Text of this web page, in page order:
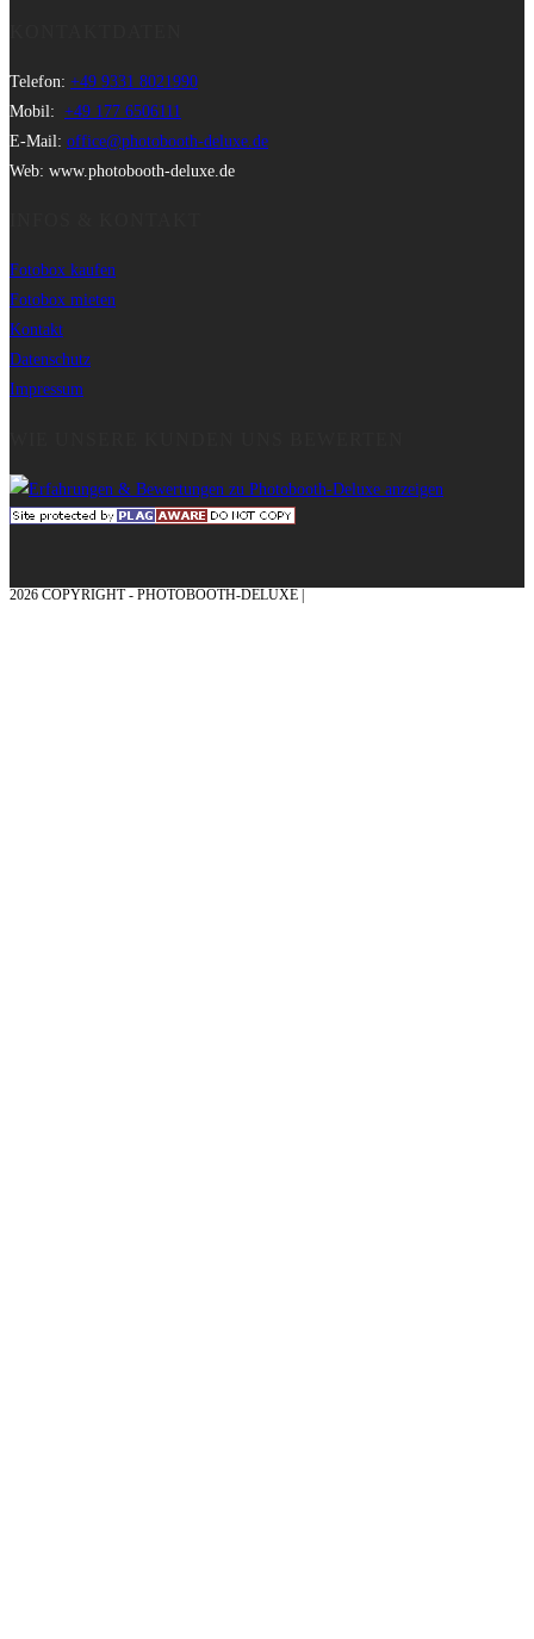
Telefon: +49 9331 8021990
Mobil: +49 177 6506111
E-Mail: office@photobooth-deluxe.de
Web: www.photobooth-deluxe.de
Fotobox kaufen
Fotobox mieten
Kontakt
Datenschutz
Impressum
2026 COPYRIGHT - PHOTOBOOTH-DELUXE |